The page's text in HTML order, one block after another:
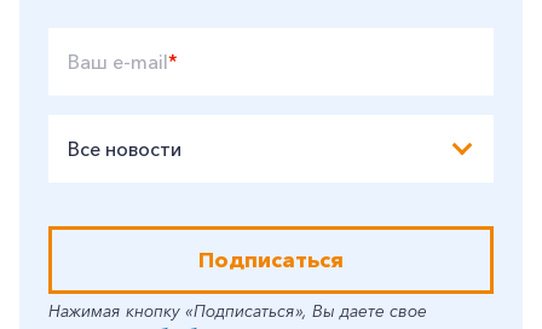
Ваш e-mail*
Все новости
Подписаться
Нажимая кнопку «Подписаться», Вы даете свое